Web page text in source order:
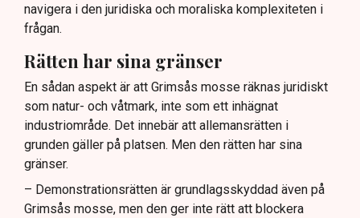
navigera i den juridiska och moraliska komplexiteten i
frågan.
Rätten har sina gränser
En sådan aspekt är att Grimsås mosse räknas juridiskt
som natur- och våtmark, inte som ett inhägnat
industriområde. Det innebär att allemansrätten i
grunden gäller på platsen. Men den rätten har sina
gränser.
– Demonstrationsrätten är grundlagsskyddad även på
Grimsås mosse, men den ger inte rätt att blockera